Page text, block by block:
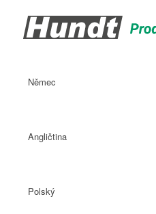
Němec
Angličtina
Polský